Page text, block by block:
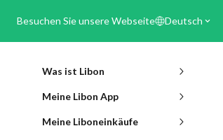
Besuchen Sie unsere Webseite Deutsch
Was ist Libon
Meine Libon App
Meine Liboneinkäufe